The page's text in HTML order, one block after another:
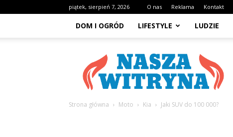
piątek, sierpień 7, 2026 O nas Reklama Kontakt
DOM I OGRÓD LIFESTYLE LUDZIE
NaszaWitryna.pl
Strona główna Moto Kia Jaki SUV do 100 000?